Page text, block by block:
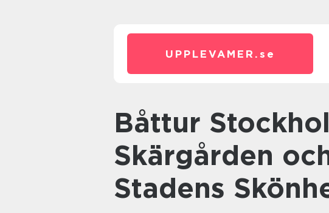
UPPLEVAMER. se
Båttur Stockholm: Utforska
Skärgården
Stadens